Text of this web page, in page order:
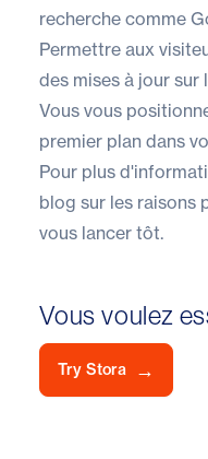
recherche comme
Permettre aux
des mises à jour sur
Vous vous
premier plan dans
Pour plus
blog sur les raisons
vous lancer tôt.
Vous voulez
Try Stora →